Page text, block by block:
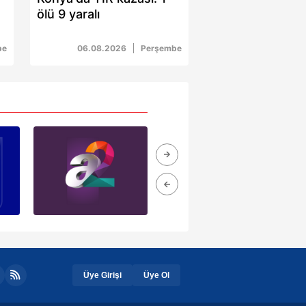
ölü 9 yaralı
06.08.2026 Perşembe
Üye Girişi Üye Ol